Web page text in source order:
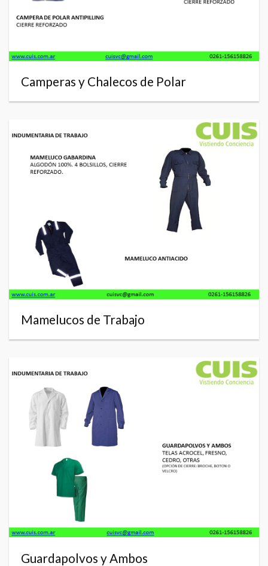
Camperas y Chalecos de Polar
Mamelucos de Trabajo
Guardapolvos y Ambos